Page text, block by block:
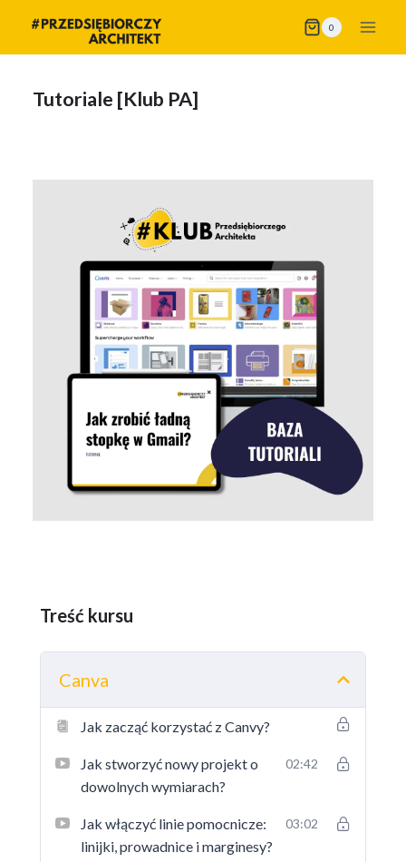
treści
0
Tutoriale [Klub PA]
Treść kursu
Canva
Jak zacząć korzystać z Canvy?
Jak stworzyć nowy projekt o
dowolnych wymiarach?
02:42
Jak włączyć linie pomocnicze:
linijki, prowadnice i marginesy?
03:02